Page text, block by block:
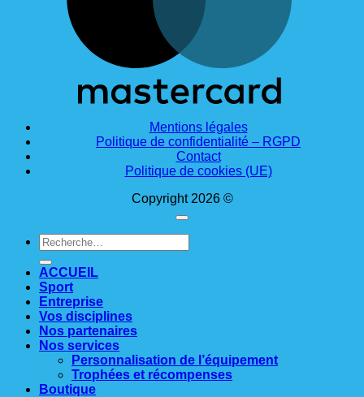
Mentions légales
Politique de confidentialité – RGPD
Contact
Politique de cookies (UE)
Copyright 2026 ©
Recherche
pour :
ACCUEIL
Sport
Entreprise
Vos disciplines
Nos partenaires
Nos services
Personnalisation de l’équipement
Trophées et récompenses
Boutique